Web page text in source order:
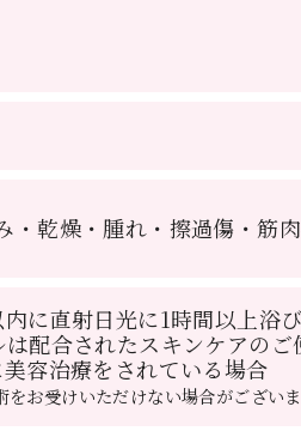
・乾燥・腫れ・擦過傷・筋
に直射日光に1時間以上浴
配合されたスキンケアのご
容治療をされている場合
お受けいただけない場合がござい